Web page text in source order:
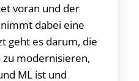
voran und der
dabei eine
geht es darum, die
modernisieren,
ML ist und